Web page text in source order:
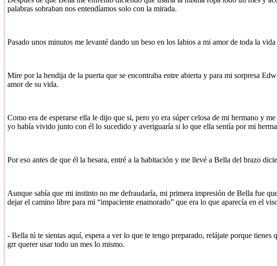
palabras sobraban nos entendíamos solo con la mirada.
Pasado unos minutos me levanté dando un beso en los labios a mi amor de toda la
Mire por la hendija de la puerta que se encontraba entre abierta y para mi sorpresa
amor de su vida.
Como era de esperarse ella le dijo que si, pero yo era súper celosa de mi hermano y
yo había vivido junto con él lo sucedido y averiguaría si lo que ella sentía por mi
Por eso antes de que él la besara, entré a la habitación y me llevé a Bella del brazo
Aunque sabía que mi instinto no me defraudaría, mi primera impresión de Bella fue
dejar el camino libre para mi “impaciente enamorado” que era lo que aparecía en el
- Bella tú te sientas aquí, espera a ver lo que te tengo preparado, relájate porque
grr querer usar todo un mes lo mismo.